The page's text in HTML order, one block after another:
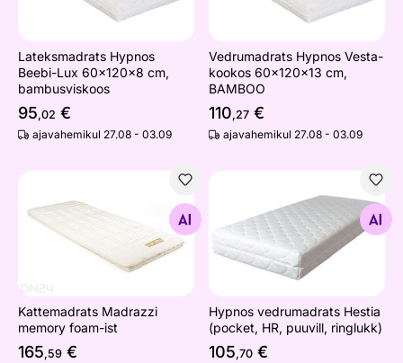
Lateksmadrats Hypnos
Beebi-Lux 60x120x8 cm,
bambusviskoos
95,02 €
ajavahemikul 27.08 - 03.09
Vedrumadrats Hypnos Vesta-
kookos 60x120x13 cm,
BAMBOO
110,27 €
ajavahemikul 27.08 - 03.09
Kattemadrats Madrazzi memory foam-ist
Otsi sarnaseid
Kattemadrats Madrazzi
memory foam-ist
165,59 €
Hypnos vedrumadrats
Otsi sarnaseid
Hypnos vedrumadrats Hestia
(pocket, HR, puuvill, ringlukk)
105,70 €